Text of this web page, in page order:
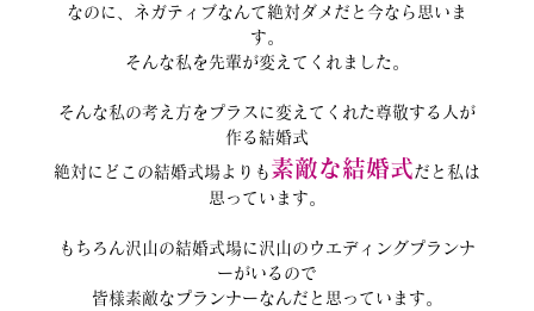
なのに、ネガティブなんて絶対ダメだと今なら思いま
す。
そんな私を先輩が変えてくれました。
そんな私の考え方をプラスに変えてくれた尊敬する人が
作る結婚式
絶対にどこの結婚式場よりも 素敵な結婚式だと私は
思っています。
もちろん沢山の結婚式場に沢山のウエディングプランナ
ーがいるので
皆様素敵なプランナーなんだと思っています。